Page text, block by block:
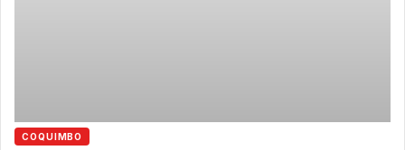
COQUIMBO